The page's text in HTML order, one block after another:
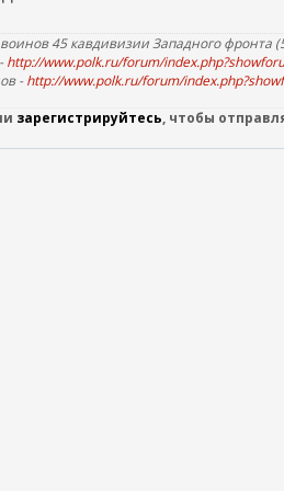
45 кавдивизии Западного фронта
http://www.polk.ru/forum/
-http://www.polk.ru/forum/
зарегистрируйтесь, чтобы